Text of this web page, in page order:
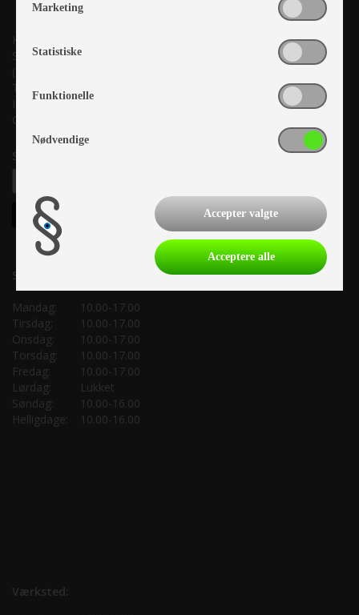
Kronjyllands Camping Center A/S
Suderholmen 10, 8960 Randers SØ
(Lige ud til Grenåvej)
Tlf. +45 87 10 98 70
Info@as-kcc.dk
CVR: 33 38 77 33
Samtykke til nyhedsbrev
Salgsafdeling:
Mandag:
10.00-17.00
Tirsdag:
10.00-17.00
Onsdag:
10.00-17.00
Torsdag:
10.00-17.00
Fredag:
10.00-17.00
Lørdag:
Lukket
Søndag:
10.00-16.00
Helligdage:
10.00-16.00
Værksted:
Marketing
Statistiske
Funktionelle
Nødvendige
Accepter valgte
Acceptere alle